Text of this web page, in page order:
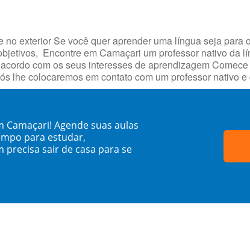
exterior Se você quer aprender uma língua seja para
Encontre em Camaçari um professor nativo da
com os seus interesses de aprendizagem
lhe colocaremos em contato com um professor nativo
Agende suas aulas
para estudar,
sair de casa para se